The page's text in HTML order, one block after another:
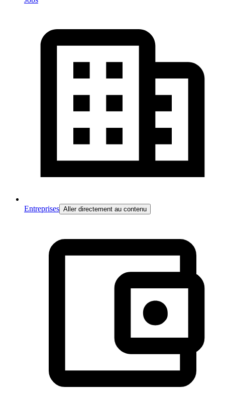
Entreprises Aller directement au contenu